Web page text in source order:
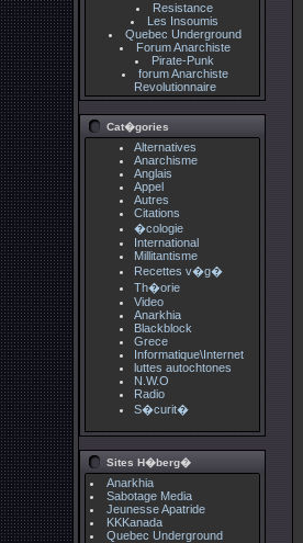
Resistance
Les Insoumis
Quebec Underground
Forum Anarchiste
Pirate-Punk
forum Anarchiste
Revolutionnaire
Cat�gories
Alternatives
Anarchisme
Anglais
Appel
Autres
Citations
�cologie
International
Millitantisme
Recettes v�g�
Th�orie
Video
Anarkhia
Blackblock
Grece
Informatique\Internet
luttes autochtones
N.W.O
Radio
S�curit�
Sites H�berg�
Anarkhia
Sabotage Media
Jeunesse Apatride
KKKanada
Quebec Underground